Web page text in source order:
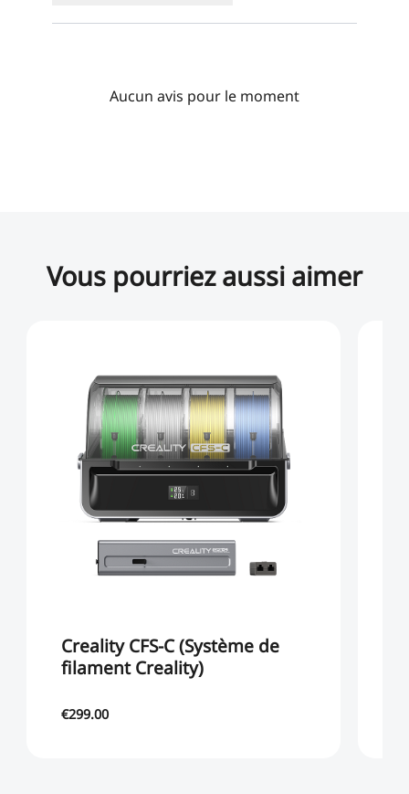
Aucun avis pour le moment
Vous pourriez aussi aimer
Creality CFS-C (Système de
filament Creality)
€299.00